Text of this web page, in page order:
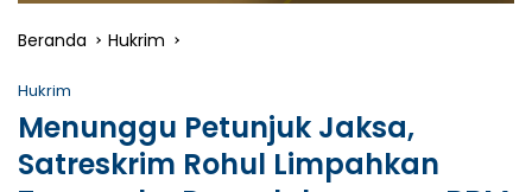
Beranda Hukrim
Hukrim
Menunggu Petunjuk Jaksa,
Satreskrim Rohul Limpahkan